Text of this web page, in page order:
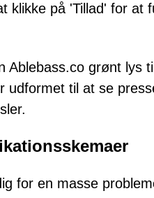
klikke på 'Tillad' for at
Ablebass.co grønt lys
udformet til at se
for en masse